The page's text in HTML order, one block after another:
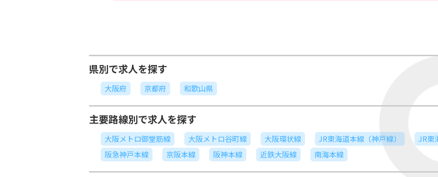
県別で求人を探す
大阪府 京都府 和歌山県
主要路線別で求人を探す
大阪メトロ御堂筋線 大阪メトロ谷町線 大阪環状線 JR東海道本線（神戸線）
JR東
阪急神戸本線
京阪本線 阪神本線 近鉄大阪線 南海本線